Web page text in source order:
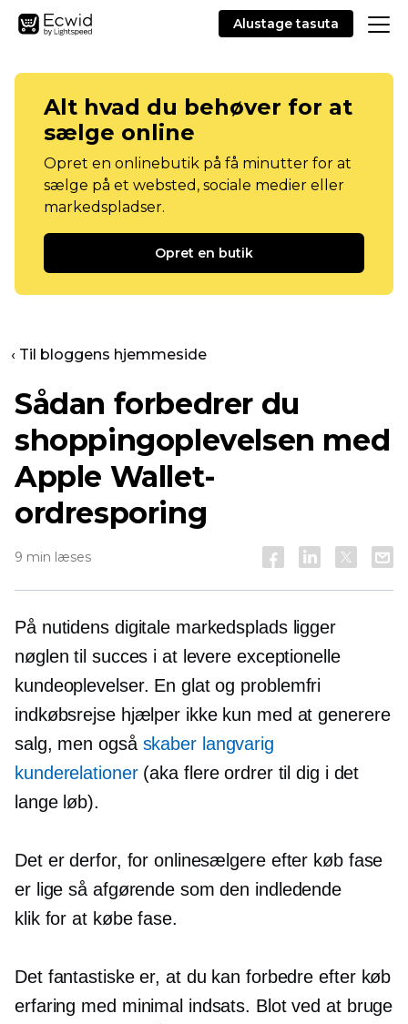
Alustage tasuta
Alt hvad du behøver for at
sælge online
Opret en onlinebutik på få minutter for at
sælge på et websted, sociale medier eller
markedspladser.
Opret en butik
‹ Til bloggens hjemmeside
Sådan forbedrer du
shoppingoplevelsen med
Apple Wallet-
ordresporing
9 min læses
På nutidens digitale markedsplads ligger
nøglen til succes i at levere exceptionelle
kundeoplevelser. En glat og problemfri
indkøbsrejse hjælper ikke kun med at generere
salg, men også skaber langvarig
kunderelationer(aka flere ordrer til dig i det
lange løb).
Det er derfor, for onlinesælgere efter købfase
er lige så afgørende som den indledende
klik for at købefase.
Det fantastiske er, at du kan forbedreefter køb
erfaring med minimal indsats. Blot ved at bruge